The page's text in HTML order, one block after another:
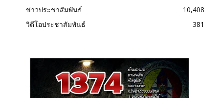
ข่าวประชาสัมพันธ์
10,408
วิดีโอประชาสัมพันธ์
381